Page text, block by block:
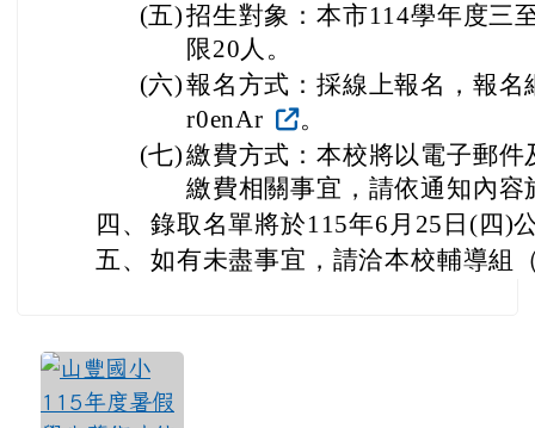
(五)招生對象：本市114學年度三
限20人。
(六)報名方式：採線上報名，報
r0enAr
。
(七)繳費方式：本校將以電子郵
繳費相關事宜，請依通知內
四、 錄取名單將於115年6月25日(四)
五、 如有未盡事宜，請洽本校輔導組